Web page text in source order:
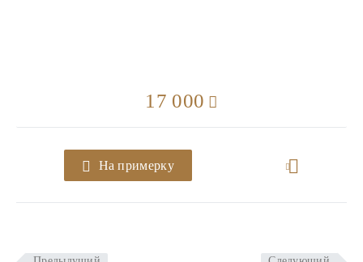
17 000
На примерку